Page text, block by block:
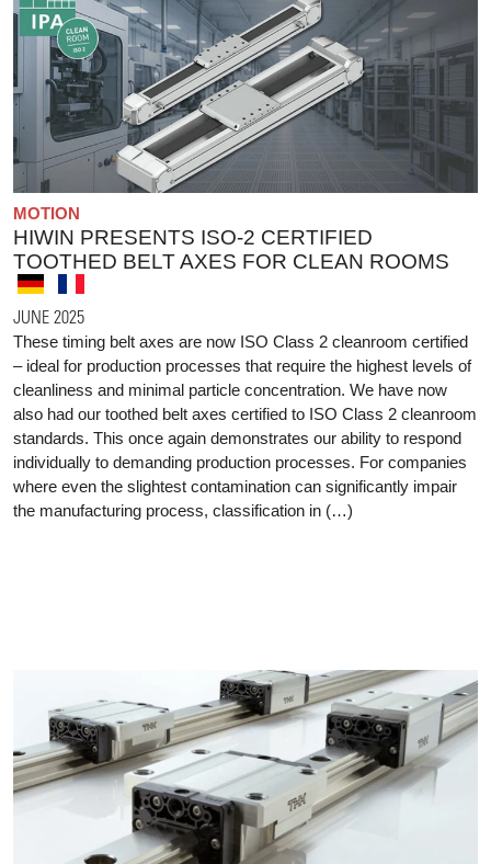
MOTION
HIWIN PRESENTS ISO-2 CERTIFIED
TOOTHED BELT AXES FOR CLEAN ROOMS
JUNE 2025
These timing belt axes are now ISO Class 2 cleanroom certified
– ideal for production processes that require the highest levels of
cleanliness and minimal particle concentration. We have now
also had our toothed belt axes certified to ISO Class 2 cleanroom
standards. This once again demonstrates our ability to respond
individually to demanding production processes. For companies
where even the slightest contamination can significantly impair
the manufacturing process, classification in (…)